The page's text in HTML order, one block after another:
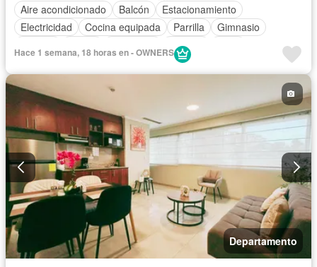
Aire acondicionado
Balcón
Estacionamiento
Electricidad
Cocina equipada Parrilla
Gimnasio
Piscina
Hace 1 semana, 18 horas en - OWNERS
Departamento